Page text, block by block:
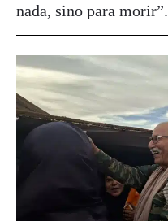
nada, sino para morir”.